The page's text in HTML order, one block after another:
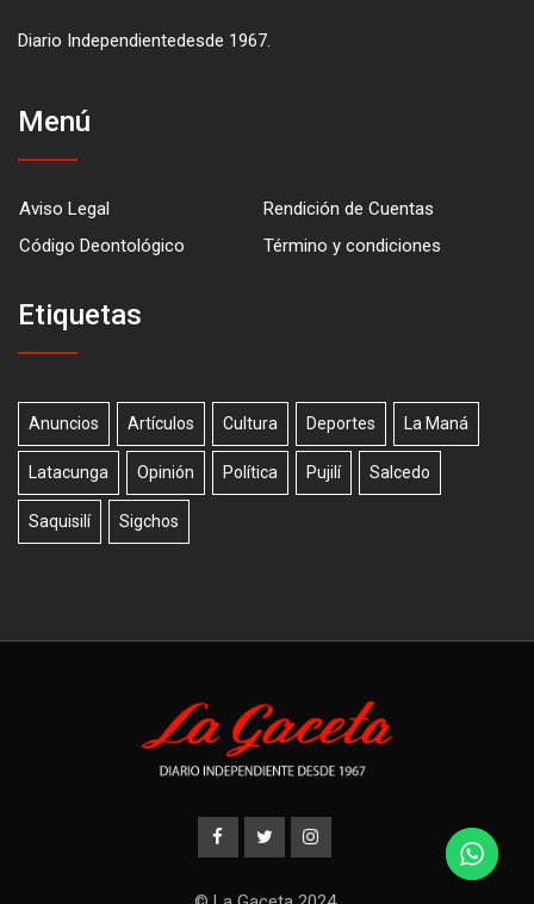
Diario Independientedesde 1967.
Menú
Aviso Legal
Rendición de Cuentas
Código Deontológico
Término y condiciones
Etiquetas
Anuncios Artículos Cultura Deportes La Maná
Latacunga Opinión Política Pujilí Salcedo
Saquisilí Sigchos